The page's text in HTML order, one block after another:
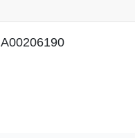
A00206190